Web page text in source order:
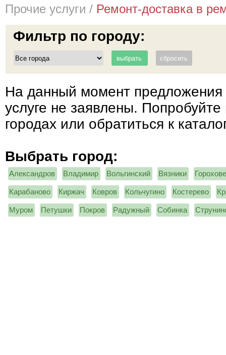
Прочие услуги / Ремонт-доставка в
Фильтр по городу:
На данный момент предложения
услуге не заявлены. Попробуйте
городах или обратиться к
Выбрать город:
Александров Владимир Вольгинский Вязники
Карабаново Киржач Ковров Кольчугино Костерево
Муром Петушки Покров Радужный Собинка